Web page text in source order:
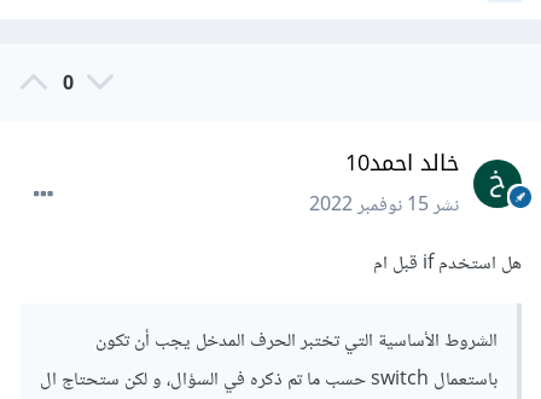
0
خالد احمد10
نشر15 نوفمبر 2022
هل استخدم if قبل ام
الشروط الأساسية التي تختبر الحرف المدخل يجب أن تكون
باستعمال switch حسب ما تم ذكره في السؤال، و لكن ستحتاج ال